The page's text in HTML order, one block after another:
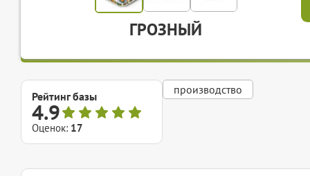
ГРОЗНЫЙ
Рейтинг базы
4.9
Оценок: 17
производство